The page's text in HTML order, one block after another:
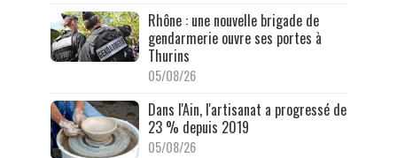
Rhône : une nouvelle brigade de
gendarmerie ouvre ses portes à
Thurins
05/08/26
Dans l'Ain, l'artisanat a progressé de
23 % depuis 2019
05/08/26